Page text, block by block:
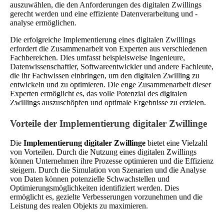
auszuwählen, die den Anforderungen des digitalen Zwillings
gerecht werden und eine effiziente Datenverarbeitung und -
analyse ermöglichen.
Die erfolgreiche Implementierung eines digitalen Zwillings
erfordert die Zusammenarbeit von Experten aus verschiedenen
Fachbereichen. Dies umfasst beispielsweise Ingenieure,
Datenwissenschaftler, Softwareentwickler und andere Fachleute,
die ihr Fachwissen einbringen, um den digitalen Zwilling zu
entwickeln und zu optimieren. Die enge Zusammenarbeit dieser
Experten ermöglicht es, das volle Potenzial des digitalen
Zwillings auszuschöpfen und optimale Ergebnisse zu erzielen.
Vorteile der Implementierung digitaler Zwillinge
Die Implementierung digitaler Zwillinge bietet eine Vielzahl
von Vorteilen. Durch die Nutzung eines digitalen Zwillings
können Unternehmen ihre Prozesse optimieren und die Effizienz
steigern. Durch die Simulation von Szenarien und die Analyse
von Daten können potenzielle Schwachstellen und
Optimierungsmöglichkeiten identifiziert werden. Dies
ermöglicht es, gezielte Verbesserungen vorzunehmen und die
Leistung des realen Objekts zu maximieren.